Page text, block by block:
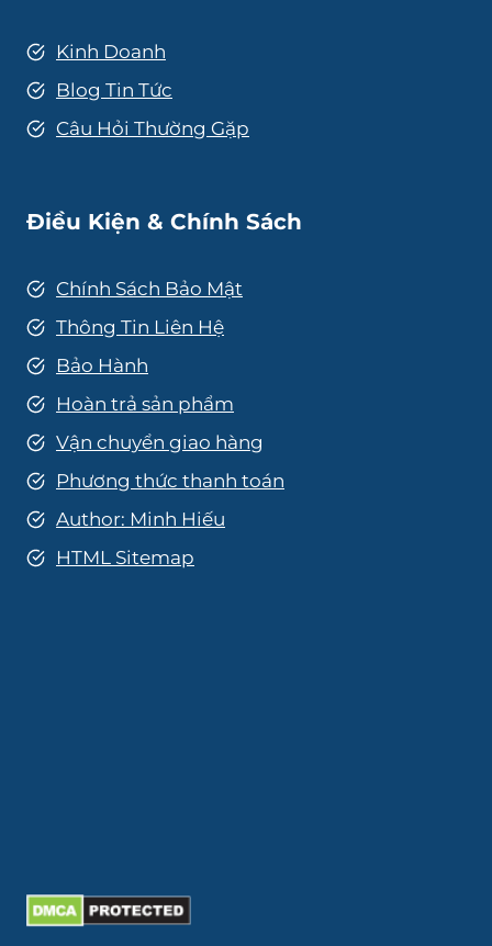
Kinh Doanh
Blog Tin Tức
Câu Hỏi Thường Gặp
Điều Kiện & Chính Sách
Chính Sách Bảo Mật
Thông Tin Liên Hệ
Bảo Hành
Hoàn trả sản phẩm
Vận chuyển giao hàng
Phương thức thanh toán
Author: Minh Hiếu
HTML Sitemap